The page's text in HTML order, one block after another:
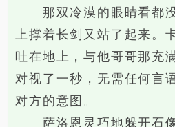
那双冷漠的眼睛看都没
上撑着长剑又站了起来。
吐在地上，与他哥哥那充
对视了一秒，无需任何言
对方的意图。
萨洛恩灵巧地躲开石像